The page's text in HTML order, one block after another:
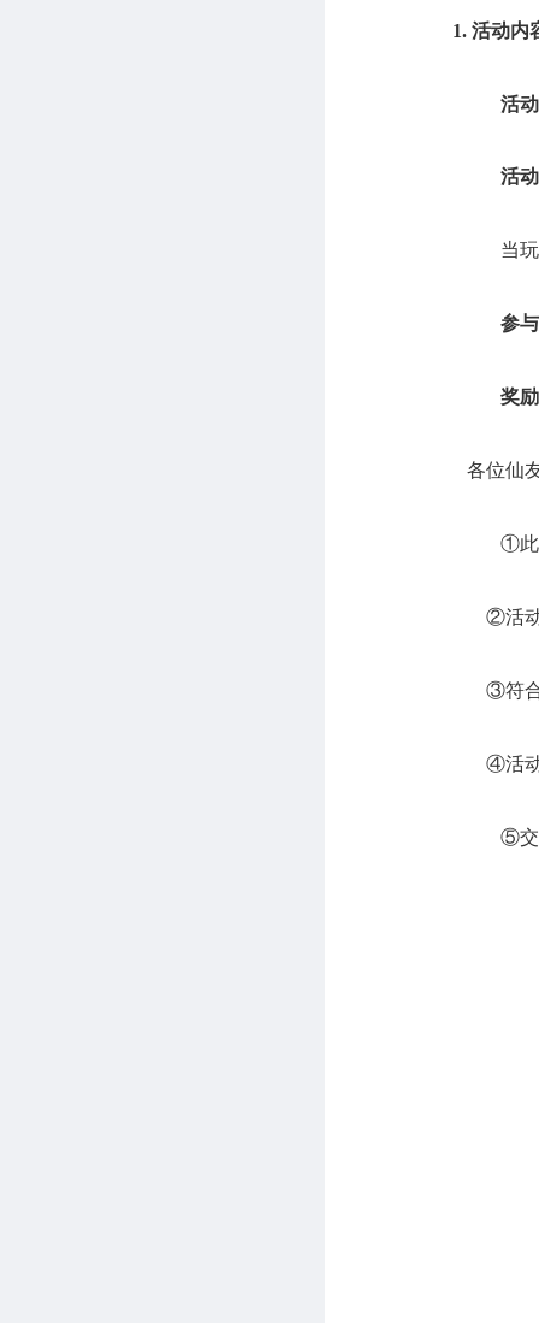
1. 活动内
活
活
当
参
奖
各位仙
①此
②活动时
③符合条
④活动结
⑤交